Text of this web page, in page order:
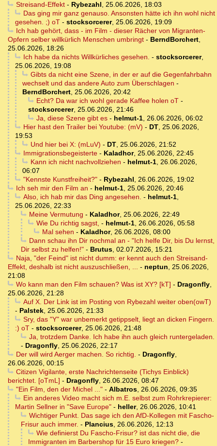
Streisand-Effekt- Rybezahl, 25.06.2026, 18:03
Das ging mir ganz genauso. Ansonsten hätte ich ihn wohl nicht
gesehen. ;) oT - stocksorcerer, 25.06.2026, 19:09
Ich hab gehört, dass - im Film - dieser Rächer von Migranten-
Opfern selber willkürlich Menschen umbringt - BerndBorchert,
25.06.2026, 18:26
Ich habe da nichts Willkürliches gesehen. - stocksorcerer,
25.06.2026, 19:08
Gibts da nicht eine Szene, in der er auf die Gegenfahrbahn
wechselt und das andere Auto zum Überschlagen -
BerndBorchert, 25.06.2026, 20:42
Echt? Da war ich wohl gerade Kaffee holen oT-
stocksorcerer, 25.06.2026, 21:46
Ja, diese Szene gibt es- helmut-1, 26.06.2026, 06:02
Hier hast den Trailer bei Youtube: (mV) - DT, 25.06.2026,
19:53
Und hier bei X: (mLuV) - DT, 25.06.2026, 21:52
Immigrationsbegeisterte- Kaladhor, 25.06.2026, 22:45
Kann ich nicht nachvollziehen - helmut-1, 26.06.2026,
06:07
"Kennste Kunstfreiheit?"- Rybezahl, 26.06.2026, 19:02
Ich seh mir den Film an - helmut-1, 25.06.2026, 20:46
Also, ich hab mir das Ding angesehen. - helmut-1,
25.06.2026, 22:33
Meine Vermutung - Kaladhor, 25.06.2026, 22:49
Wie Du richtig sagst, - helmut-1, 26.06.2026, 05:58
Mal sehen - Kaladhor, 26.06.2026, 08:00
Dann schau ihn Dir nochmal an - "Ich helfe Dir, bis Du lernst,
Dir selbst zu helfen!" - Brutus, 02.07.2026, 15:21
Naja, "der Feind" ist nicht dumm: er kennt auch den Streisand-
Effekt, deshalb ist nicht auszuschließen, ... - neptun, 25.06.2026,
21:08
Wo kann man den Film schauen? Was ist XY? [kT] - Dragonfly,
25.06.2026, 21:28
Auf X. Der Link ist im Posting von Rybezahl weiter oben(owT)
- Palstek, 25.06.2026, 21:33
Sry, das "Y" war unbemerkt getippselt, liegt an dicken Fingern.
:) oT - stocksorcerer, 25.06.2026, 21:48
Ja, trotzdem Danke. Ich habe ihn auch gleich runtergeladen.
- Dragonfly, 25.06.2026, 22:17
Der will wird Aerger machen. So richtig. - Dragonfly,
26.06.2026, 00:15
Citizen Vigilante, erste Nachrichtenseite (Tichys Einblick)
berichtet. [oTmL] - Dragonfly, 26.06.2026, 08:47
"Ein Film, den der Michel ..."- Albatros, 26.06.2026, 09:35
Ein anderes Video macht sich m.E. selbst zum Rohrkrepierer:
Martin Sellner in "Save Europe" - heller, 26.06.2026, 10:41
Wichtiger Punkt. Das sage ich den AfD-Kollegen mit Fascho-
Frisur auch immer. - Plancius, 26.06.2026, 12:13
Wie definierst Du Fascho-Frisur? ist das nicht die, die
Immigranten im Barbershop für 15 Euro kriegen? -